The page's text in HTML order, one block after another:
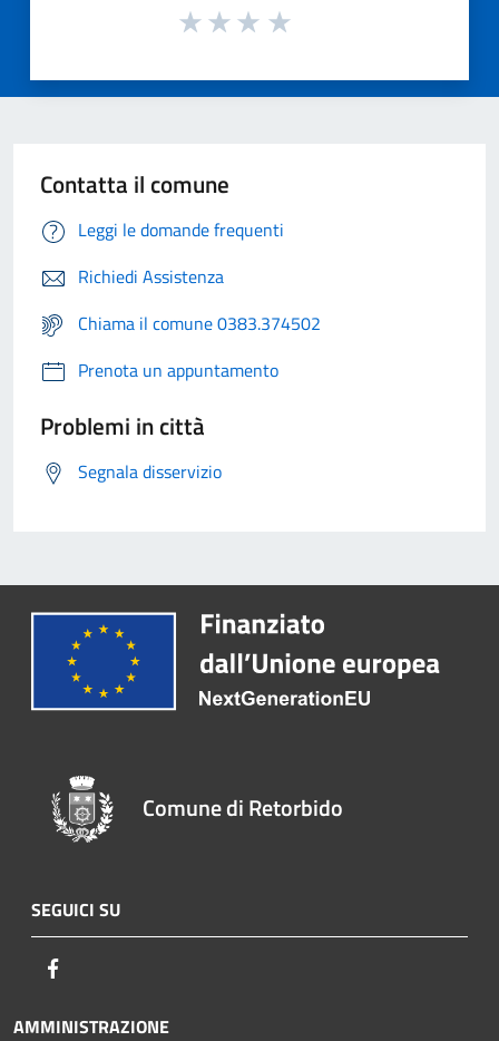
Contatta il comune
Leggi le domande frequenti
Richiedi Assistenza
Chiama il comune 0383.374502
Prenota un appuntamento
Problemi in città
Segnala disservizio
Comune di Retorbido
SEGUICI SU
AMMINISTRAZIONE